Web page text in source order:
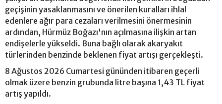
geçişinin yasaklanmasını ve önerilen kuralları ihlal
edenlere ağır para cezaları verilmesini önermesinin
ardından, Hürmüz Boğazı'nın açılmasına ilişkin artan
endişelerle yükseldi. Buna bağlı olarak akaryakıt
türlerinden benzinde beklenen fiyat artışı gerçekleşti.
8 Ağustos 2026 Cumartesi gününden itibaren geçerli
olmak üzere benzin grubunda litre başına 1,43 TL fiyat
artış yapıldı.